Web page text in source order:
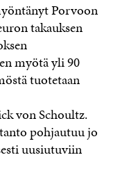
Porvoon
takauksen
myötä yli 90
tuotetaan
von Schoultz.
pohjautuu jo
uusiutuviin